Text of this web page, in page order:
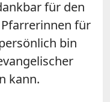
für den
Pfarrerinnen für
bin
kann.